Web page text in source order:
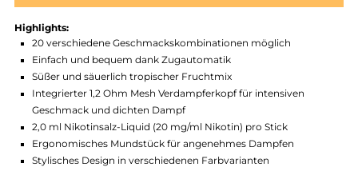
Produktnummer:
KLKS_TRF
Hersteller:
GTIN:
4255606712925
Lagerbestand in Filialen anzeigen
Highlights:
20 verschiedene Geschmackskombinationen möglich
Einfach und bequem dank Zugautomatik
Süßer und säuerlich tropischer Fruchtmix